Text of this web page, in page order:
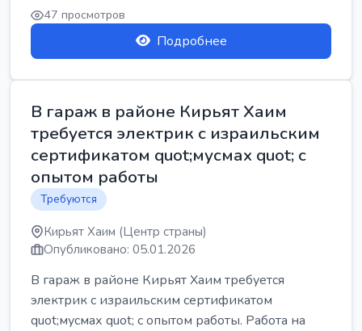
47 просмотров
Подробнее
В гараж в районе Кирьят Хаим
требуется электрик с израильским
сертификатом quot;мусмах quot; с
опытом работы
Требуются
Кирьят Хаим (Центр страны)
Опубликовано: 05.01.2026
В гараж в районе Кирьят Хаим требуется
электрик с израильским сертификатом
quot;мусмах quot; с опытом работы. Работа на